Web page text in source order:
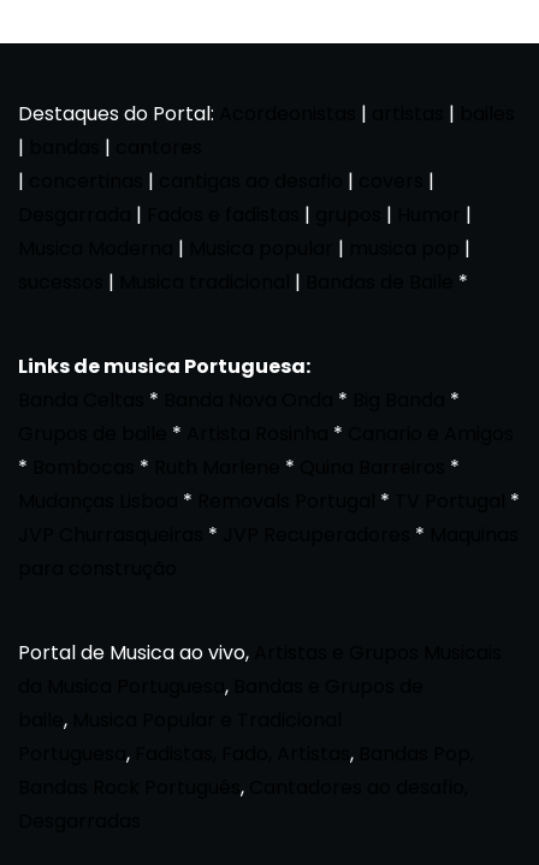
Destaques do Portal: | |
|
|
|
| |
|
| | |
|
| |
|
| | *
Links de musica Portuguesa:
* *
*
* *
*
* *
*
* *
*
* *
Portal de Musica ao vivo,
,
,
, ,
,